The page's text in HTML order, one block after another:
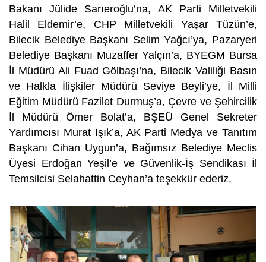
Bakanı Jülide Sarıeroğlu’na, AK Parti Milletvekili
Halil Eldemir’e, CHP Milletvekili Yaşar Tüzün’e,
Bilecik Belediye Başkanı Selim Yağcı’ya, Pazaryeri
Belediye Başkanı Muzaffer Yalçın’a, BYEGM Bursa
İl Müdürü Ali Fuad Gölbaşı’na, Bilecik Valiliği Basın
ve Halkla İlişkiler Müdürü Seviye Beyli’ye, İl Milli
Eğitim Müdürü Fazilet Durmuş’a, Çevre ve Şehircilik
İl Müdürü Ömer Bolat’a, BŞEÜ Genel Sekreter
Yardımcısı Murat Işık’a, AK Parti Medya ve Tanıtım
Başkanı Cihan Uygun’a, Bağımsız Belediye Meclis
Üyesi Erdoğan Yeşil’e ve Güvenlik-İş Sendikası İl
Temsilcisi Selahattin Ceyhan’a teşekkür ederiz.